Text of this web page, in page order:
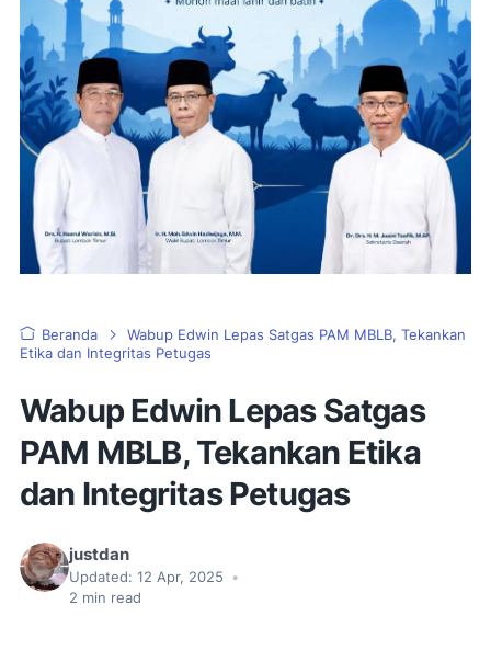
Beranda
Wabup Edwin Lepas Satgas PAM MBLB, Tekankan
Etika dan Integritas Petugas
Wabup Edwin Lepas Satgas
PAM MBLB, Tekankan Etika
dan Integritas Petugas
justdan
Updated: 12 Apr, 2025
•
2 min read